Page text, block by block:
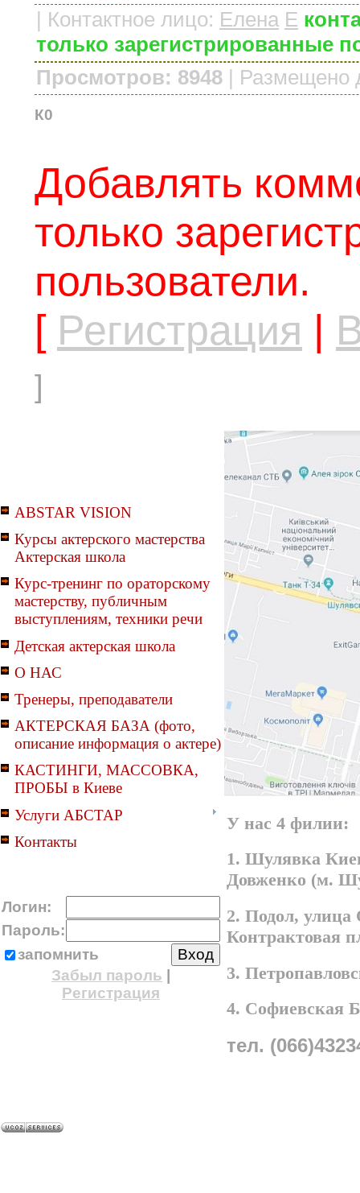
| Контактное лицо: Елена E
только зарегистрированные
Просмотров: 8948 | Размещено
К0
Добавлять
только
пользователи.
[ Регистрация |
]
ABSTAR VISION
Курсы актерского мастерства
Актерская школа
Курс-тренинг по ораторскому
мастерству, публичным
выступлениям, техники речи
Детская актерская школа
О НАС
Тренеры, преподаватели
АКТЕРСКАЯ БАЗА (фото,
описание информация о актере)
КАСТИНГИ, МАССОВКА,
ПРОБЫ в Киеве
Услуги АБСТАР
Контакты
Логин:
Пароль:
запомнить
Забыл пароль
Регистрация
У нас 4 филии:
1. Шулявка
Довженко (м.
2. Подол,
Контрактовая
3.
4. Софиевская
тел.